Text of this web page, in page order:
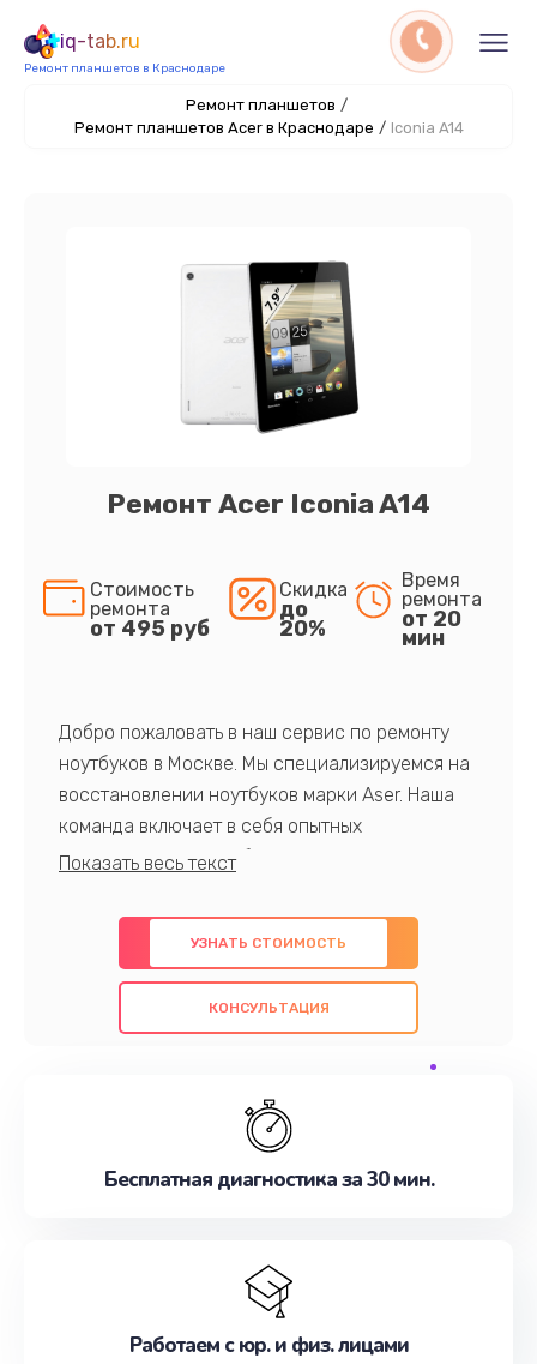
iq-tab.ru
Ремонт планшетов в Краснодаре
Ремонт планшетов /
Ремонт планшетов Acer в Краснодаре / Iconia A14
Ремонт Acer Iconia A14
Стоимость
ремонта
от 495 руб
Скидка
до
20%
Время
ремонта
от 20
мин
Добро пожаловать в наш сервис по ремонту
ноутбуков в Москве. Мы специализируемся на
восстановлении ноутбуков марки Aser. Наша
команда включает в себя опытных
профессионалов с обширными знаниями и
предлагаем быстрый и качественный ремонт с
использованием оригинальных компонентов, а
также гарантируем качество всех
проведенных работ. Наша цель - предоставить
обслуживание, удовлетворяя их потребности
наилучшим образом. Не медлите записаться на
УЗНАТЬ СТОИМОСТЬ
КОНСУЛЬТАЦИЯ
Бесплатная диагностика за 30 мин.
Работаем с юр. и физ. лицами